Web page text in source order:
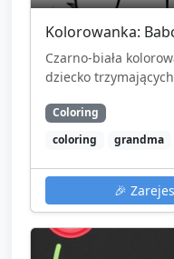
Kolorowanka:
Czarno-biała
dziecko
Coloring
coloring
grandma
🎉